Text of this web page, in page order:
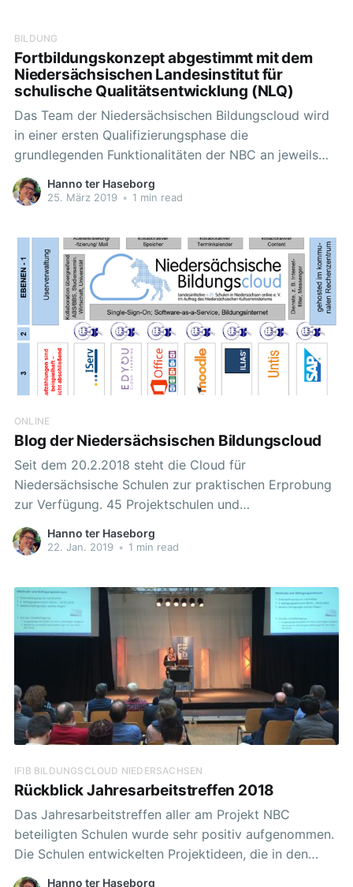
BILDUNG
Fortbildungskonzept abgestimmt mit dem
Niedersächsischen Landesinstitut für
schulische Qualitätsentwicklung (NLQ)
Das Team der Niedersächsischen Bildungscloud wird
in einer ersten Qualifizierungsphase die
grundlegenden Funktionalitäten der NBC an jeweils
eine medienpädagogische Beraterin bzw. einen
medienpädagogischen Berater aus den sechs
Regionalkonferenzen, sodass in diesen ausreichend
Ansprechpartner/-innen für die Schulgruppen ihres
Bereiches innerhalb
Hanno ter Haseborg
25. März 2019 • 1 min read
ONLINE
Blog der Niedersächsischen Bildungscloud
Seit dem 20.2.2018 steht die Cloud für
Niedersächsische Schulen zur praktischen Erprobung
zur Verfügung. 45 Projektschulen und
Projektfollowerschulen erarbeiten wie die Einbindung
einer Cloudlösung in den unterrichtlichen Alltag
Hanno ter Haseborg
22. Jan. 2019 • 1 min read
IFIB BILDUNGSCLOUD NIEDERSACHSEN
Rückblick Jahresarbeitstreffen 2018
Das Jahresarbeitstreffen aller am Projekt NBC
beteiligten Schulen wurde sehr positiv aufgenommen.
Die Schulen entwickelten Projektideen, die in den
kommenden Wochen Eingang in den Unterricht der
Hanno ter Haseborg